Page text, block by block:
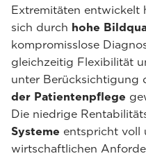
Extremitäten entwickelt
sich durch hohe
kompromisslose
gleichzeitig Flexibilität
unter Berücksichtigung
der Patientenpflege
Die niedrige
Systeme entspricht voll
wirtschaftlichen